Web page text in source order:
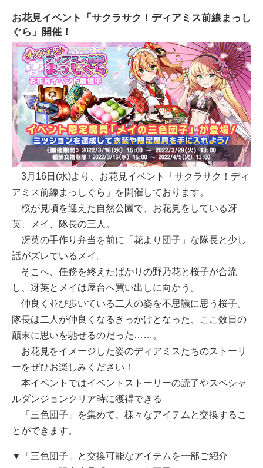
お花見イベント「サクラサク！ディアミス前線まっし
ぐら」開催！
3月16日(水)より、お花見イベント「サクラサク！ディ
アミス前線まっしぐら」を開催しております。
桜が見頃を迎えた自然公園で、お花見をしている冴
英、メイ、隊長の三人。
冴英の手作り弁当を前に「花より団子」な隊長と少し
話がズレているメイ。
そこへ、任務を終えたばかりの野乃花と桜子が合流
し、冴英とメイは屋台へ買い出しに向かう。
仲良く並び歩いている二人の姿を不思議に思う桜子。
隊長は二人が仲良くなるきっかけとなった、ここ数日の
顛末に思いを馳せるのだった……。
お花見をイメージした姿のディアミスたちのストーリ
ーをぜひお楽しみください！
本イベントではイベントストーリーの読了やスペシャ
ルダンジョンクリア時に獲得できる
「三色団子」を集めて、様々なアイテムと交換するこ
とができます。
▼「三色団子」と交換可能なアイテムを一部ご紹介